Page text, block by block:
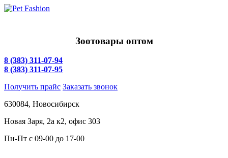
Зоотовары оптом
8 (383) 311-07-94
8 (383) 311-07-95
Получить прайс Заказать звонок
630084, Новосибирск
Новая Заря, 2а к2, офис 303
Пн-Пт c 09-00 до 17-00